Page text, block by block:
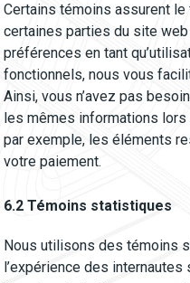
Certains témoins assurent
certaines parties du site
préférences en tant
fonctionnels, nous vous
Ainsi, vous n’avez pas
les mêmes informations
par exemple, les éléments
votre paiement.
6.2 Témoins statistiques
Nous utilisons des témoins
l’expérience des